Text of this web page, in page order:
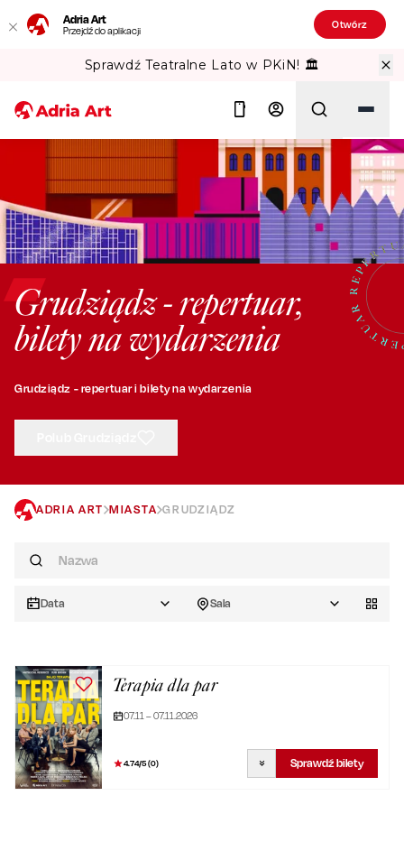
Adria Art
Przejdź do aplikacji Otwórz
Sprawdź Teatralne Lato w PKiN! 🏛️
Szukaj
Grudziądz - repertuar,
bilety na wydarzenia
Grudziądz - repertuar i bilety na wydarzenia
ADRIA ART MIASTA GRUDZIĄDZ
Data Sala
Terapia dla par
07.11 – 07.11.2026
4.74/5 (0) Sprawdź bilety